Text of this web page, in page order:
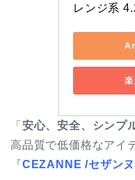
レンジ系
楽
「 安心、安全、シンプ
高品質で低価格なアイ
『CEZANNE /セザンヌ